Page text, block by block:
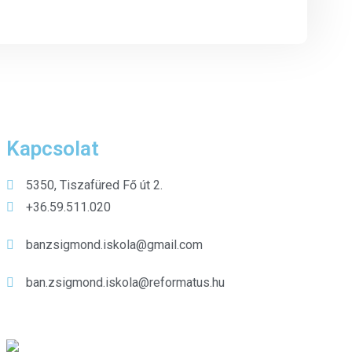
Kapcsolat
5350, Tiszafüred Fő út 2.
+36.59.511.020
banzsigmond.iskola@gmail.com
ban.zsigmond.iskola@reformatus.hu